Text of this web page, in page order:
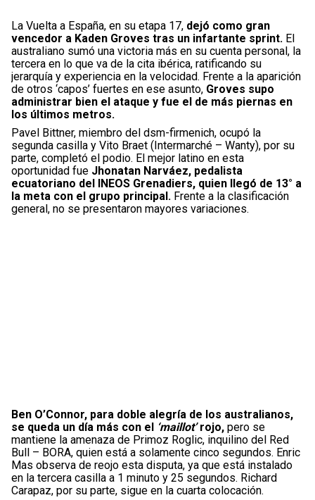
La Vuelta a España, en su etapa 17, dejó como gran
vencedor a Kaden Groves tras un infartante sprint. El
australiano sumó una victoria más en su cuenta personal, la
tercera en lo que va de la cita ibérica, ratificando su
jerarquía y experiencia en la velocidad. Frente a la aparición
de otros ‘capos’ fuertes en ese asunto, Groves supo
administrar bien el ataque y fue el de más piernas en
los últimos metros.
Pavel Bittner, miembro del dsm-firmenich, ocupó la
segunda casilla y Vito Braet (Intermarché – Wanty), por su
parte, completó el podio. El mejor latino en esta
oportunidad fue Jhonatan Narváez, pedalista
ecuatoriano del INEOS Grenadiers, quien llegó de 13° a
la meta con el grupo principal. Frente a la clasificación
general, no se presentaron mayores variaciones.
Ben O’Connor, para doble alegría de los australianos,
se queda un día más con el ‘maillot’rojo, pero se
mantiene la amenaza de Primoz Roglic, inquilino del Red
Bull – BORA, quien está a solamente cinco segundos. Enric
Mas observa de reojo esta disputa, ya que está instalado
en la tercera casilla a 1 minuto y 25 segundos. Richard
Carapaz, por su parte, sigue en la cuarta colocación.